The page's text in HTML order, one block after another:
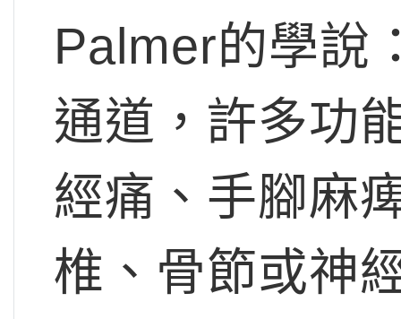
Palmer的學說
通道，許多功
經痛、手腳麻
椎、骨節或神